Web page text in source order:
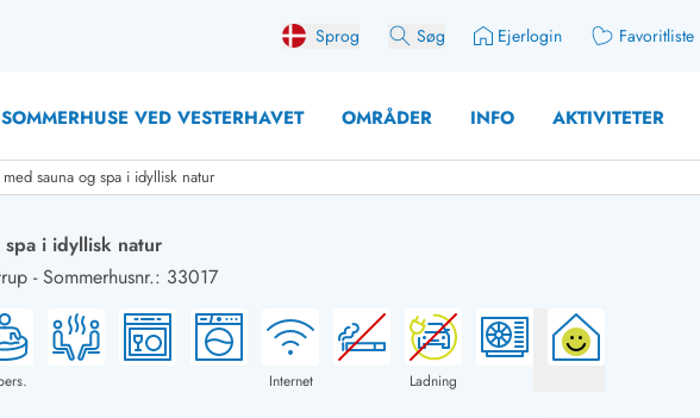
Sprog Søg Ejerlogin Favoritliste
SOMMERHUSE VED VESTERHAVET OMRÅDER INFO AKTIVITETER
med hund
Sommerhuse med søndagsskift
Sommerhuse med plads til fangsten
Sommerhuse med aktivitetsrum
Sommerhuse for 10
Sommerhuse for 12
sauna og spa i idyllisk natur
spa i idyllisk natur
-Sommerhusnr.: 33017
Internet Ladning